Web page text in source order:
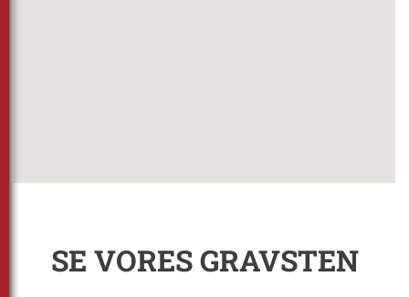
SE VORES GRAVSTEN